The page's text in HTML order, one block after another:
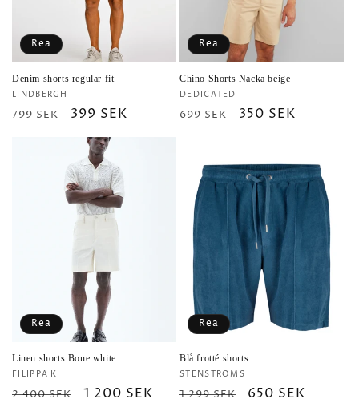
Rea
Denim shorts regular fit
Säljare:
LINDBERGH
Ordinarie
799 SEK Försäljningspris
399 SEK
Rea
Chino Shorts Nacka beige
Säljare:
DEDICATED
Ordinarie
699 SEK Försäljningspris
350 SEK
Rea
Linen shorts Bone white
Säljare:
FILIPPA K
Ordinarie
2 400 SEK Försäljningspris
1 200 SEK
Rea
Blå frotté shorts
Säljare:
STENSTRÖMS
Ordinarie
1 299 SEK Försäljningspris
650 SEK